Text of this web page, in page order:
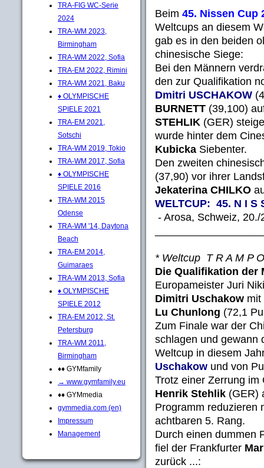
TRA-FIG WC-Serie
2024
TRA-WM 2023,
Birmingham
TRA-WM 2022, Sofia
TRA-EM 2022, Rimini
TRA-WM 2021, Baku
♦ OLYMPISCHE
SPIELE 2021
TRA-EM 2021,
Sotschi
TRA-WM 2019, Tokio
TRA-WM 2017, Sofia
♦ OLYMPISCHE
SPIELE 2016
TRA-WM 2015
Odense
TRA-WM '14, Daytona
Beach
TRA-EM 2014,
Guimaraes
TRA-WM 2013, Sofia
♦ OLYMPISCHE
SPIELE 2012
TRA-EM 2012, St.
Petersburg
TRA-WM 2011,
Birmingham
♦♦ GYMfamily
→ www.gymfamily.eu
♦♦ GYMmedia
gymmedia.com (en)
Impressum
Management
Beim 45. Nissen Cup
Weltcups an diesem
gab es in den beiden
chinesische Siege:
Bei den Männern
den zur Qualifikation
Dmitri USCHAKOW
BURNETT (39,100)
STEHLIK (GER)
wurde hinter dem
Kubicka Siebenter.
Den zweiten
(37,90) vor ihrer
Jekaterina CHILKO
WELTCUP: 45. N I S
- Arosa, Schweiz,
* Weltcup T R A M P
Die Qualifikation der
Europameister Juri
Dimitri Uschakow mit
Lu Chunlong (72,1
Zum Finale war der
schlagen und gewann
Weltcup in diesem
Uschakow und von
Trotz einer Zerrung
Henrik Stehlik (GER)
Programm reduzieren
achtbaren 5. Rang.
Durch einen dummen
fiel der Frankfurter
zurück ...: